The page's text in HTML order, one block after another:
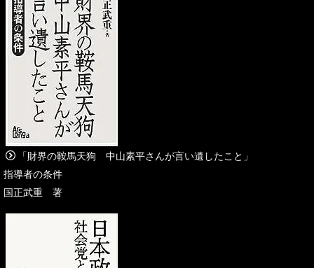
「財界の鞍馬天狗 中山素平さんが言い遺したこと」
指導者の条件
国正武重 著